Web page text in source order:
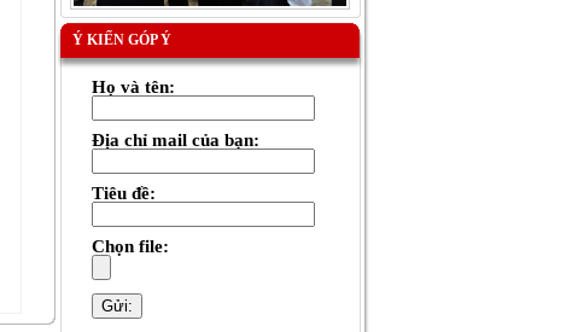
Ý KIẾN GÓP Ý
Họ và tên:
Địa chỉ mail của bạn:
Tiêu đề:
Chọn file: